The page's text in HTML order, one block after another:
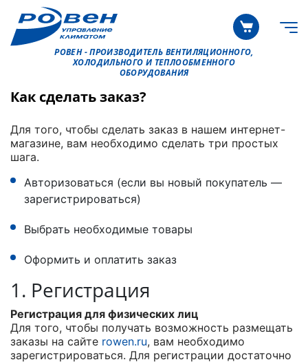
РОВЕН - ПРОИЗВОДИТЕЛЬ ВЕНТИЛЯЦИОННОГО,
ХОЛОДИЛЬНОГО И ТЕПЛООБМЕННОГО
ОБОРУДОВАНИЯ
Как сделать заказ?
Для того, чтобы сделать заказ в нашем интернет-
магазине, вам необходимо сделать три простых
шага.
Авторизоваться (если вы новый покупатель —
зарегистрироваться)
Выбрать необходимые товары
Оформить и оплатить заказ
1. Регистрация
Регистрация для физических лиц
Для того, чтобы получать возможность размещать
заказы на сайте rowen.ru, вам необходимо
зарегистрироваться. Для регистрации достаточно